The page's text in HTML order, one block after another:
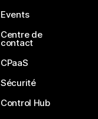
Events
Centre de
contact
CPaaS
Sécurité
Control Hub